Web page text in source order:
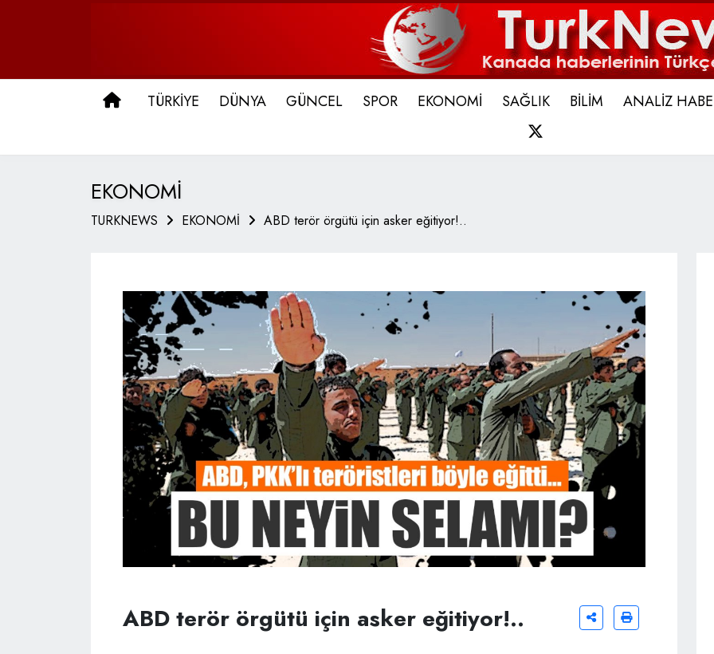
ANA SAYFA
TÜRKİYE DÜNYA GÜNCEL SPOR EKONOMİ SAĞLIK BİLİM ANALİZ
EKONOMİ
TURKNEWS EKONOMİ ABD terör örgütü için asker eğitiyor!..
ABD terör örgütü için asker eğitiyor!..